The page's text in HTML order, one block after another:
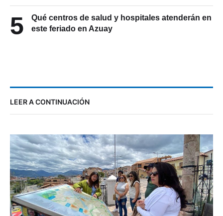
5
Qué centros de salud y hospitales atenderán en
este feriado en Azuay
LEER A CONTINUACIÓN